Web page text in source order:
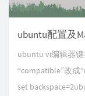
ubuntu配置及
ubuntu vi编辑器
“compatible”改成
set